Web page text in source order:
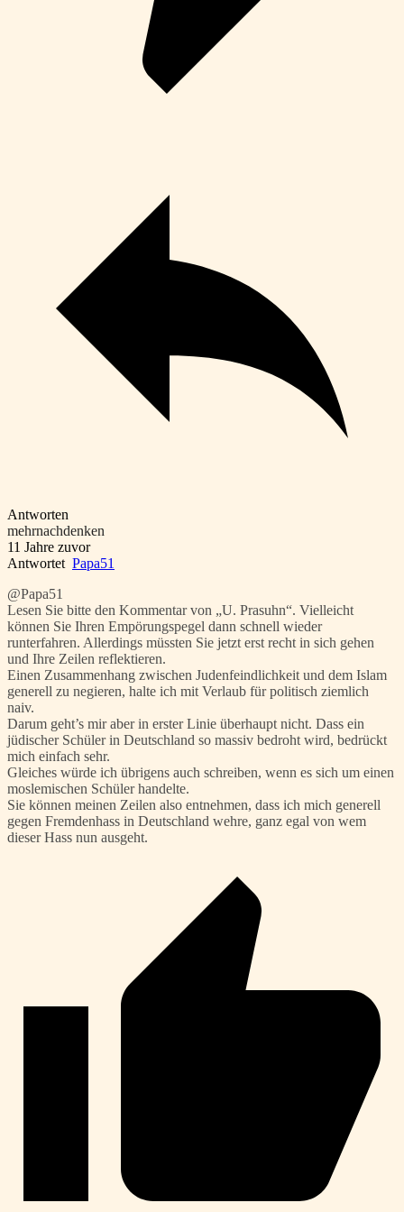
Antworten
mehrnachdenken
11 Jahre zuvor
Antwortet Papa51
@Papa51
Lesen Sie bitte den Kommentar von „U. Prasuhn“. Vielleicht
können Sie Ihren Empörungspegel dann schnell wieder
runterfahren. Allerdings müssten Sie jetzt erst recht in sich gehen
und Ihre Zeilen reflektieren.
Einen Zusammenhang zwischen Judenfeindlichkeit und dem Islam
generell zu negieren, halte ich mit Verlaub für politisch ziemlich
naiv.
Darum geht’s mir aber in erster Linie überhaupt nicht. Dass ein
jüdischer Schüler in Deutschland so massiv bedroht wird, bedrückt
mich einfach sehr.
Gleiches würde ich übrigens auch schreiben, wenn es sich um einen
moslemischen Schüler handelte.
Sie können meinen Zeilen also entnehmen, dass ich mich generell
gegen Fremdenhass in Deutschland wehre, ganz egal von wem
dieser Hass nun ausgeht.